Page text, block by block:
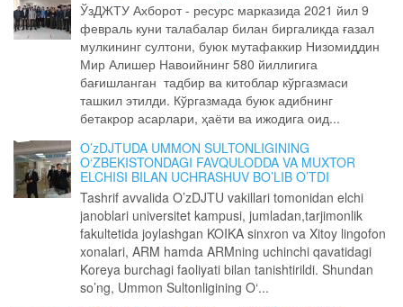
ЎзДЖТУ Ахборот - ресурс марказида 2021 йил 9
февраль куни талабалар билан биргаликда ғазал
мулкининг султони, буюк мутафаккир Низомиддин
Мир Алишер Навоийнинг 580 йиллигига
бағишланган тадбир ва китоблар кўргазмаси
ташкил этилди. Кўргазмада буюк адибнинг
бетакрор асарлари, ҳаёти ва ижодига оид...
O’zDJTUDA UMMON SULTONLIGINING
O‘ZBEKISTONDAGI FAVQULODDA VA MUXTOR
ELCHISI BILAN UCHRASHUV BO’LIB O’TDI
Tashrif avvalida O’zDJTU vakillari tomonidan elchi
janoblari universitet kampusi, jumladan,tarjimonlik
fakultetida joylashgan KOIKA sinxron va Xitoy lingofon
xonalari, ARM hamda ARMning uchinchi qavatidagi
Koreya burchagi faoliyati bilan tanishtirildi. Shundan
so’ng, Ummon Sultonligining O‘...